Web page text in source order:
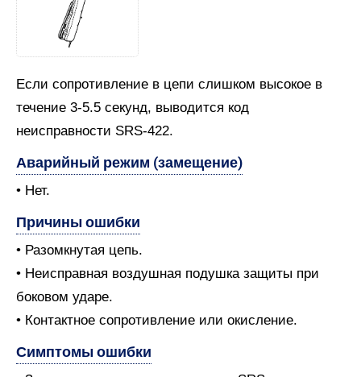
Если сопротивление в цепи слишком высокое в
течение 3-5.5 секунд, выводится код
неисправности SRS-422.
Аварийный режим (замещение)
• Нет.
Причины ошибки
• Разомкнутая цепь.
• Неисправная воздушная подушка защиты при
боковом ударе.
• Контактное сопротивление или окисление.
Симптомы ошибки